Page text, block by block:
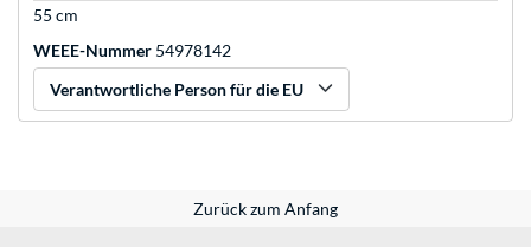
55 cm
WEEE-Nummer 54978142
Verantwortliche Person für die EU
Zurück zum Anfang